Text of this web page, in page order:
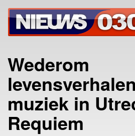
Wederom
muziek in
Requiem